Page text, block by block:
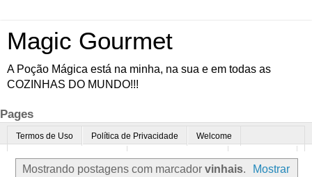
Magic Gourmet
A Poção Mágica está na minha, na sua e em todas as
COZINHAS DO MUNDO!!!
Pages
Termos de Uso Política de Privacidade Welcome
Mostrando postagens com marcador vinhais.
Mostrar